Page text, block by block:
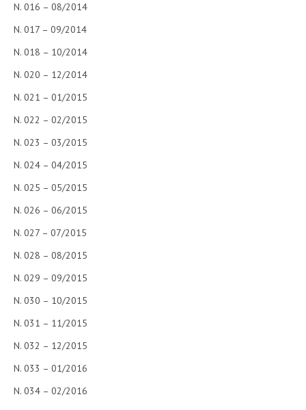
N. 016 – 08/2014
N. 017 – 09/2014
N. 018 – 10/2014
N. 020 – 12/2014
N. 021 – 01/2015
N. 022 – 02/2015
N. 023 – 03/2015
N. 024 – 04/2015
N. 025 – 05/2015
N. 026 – 06/2015
N. 027 – 07/2015
N. 028 – 08/2015
N. 029 – 09/2015
N. 030 – 10/2015
N. 031 – 11/2015
N. 032 – 12/2015
N. 033 – 01/2016
N. 034 – 02/2016